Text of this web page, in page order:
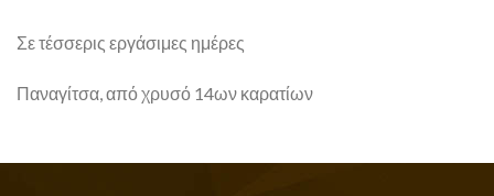
Σε τέσσερις εργάσιμες ημέρες
Παναγίτσα, από χρυσό 14ων καρατίων